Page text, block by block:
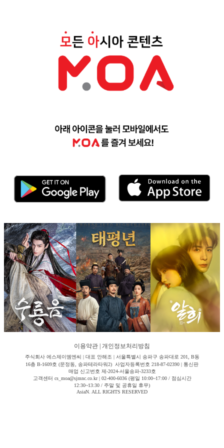
이용약관 개인정보처리방침
주식회사 에스제이엠엔씨 | 대표 안해조 | 서울특별시 송파구 송파대로 201, B동
16층 B-1609호 (문정동, 송파테라타워2) 사업자등록번호 218-87-02390 | 통신판
매업 신고번호 제-2024-서울송파-3233호
고객센터 cs_moa@sjmnc.co.kr | 02-400-6036 (평일 10:00~17:00 / 점심시간
12:30~13:30 / 주말 및 공휴일 휴무)
AsiaN. ALL RIGHTS RESERVED